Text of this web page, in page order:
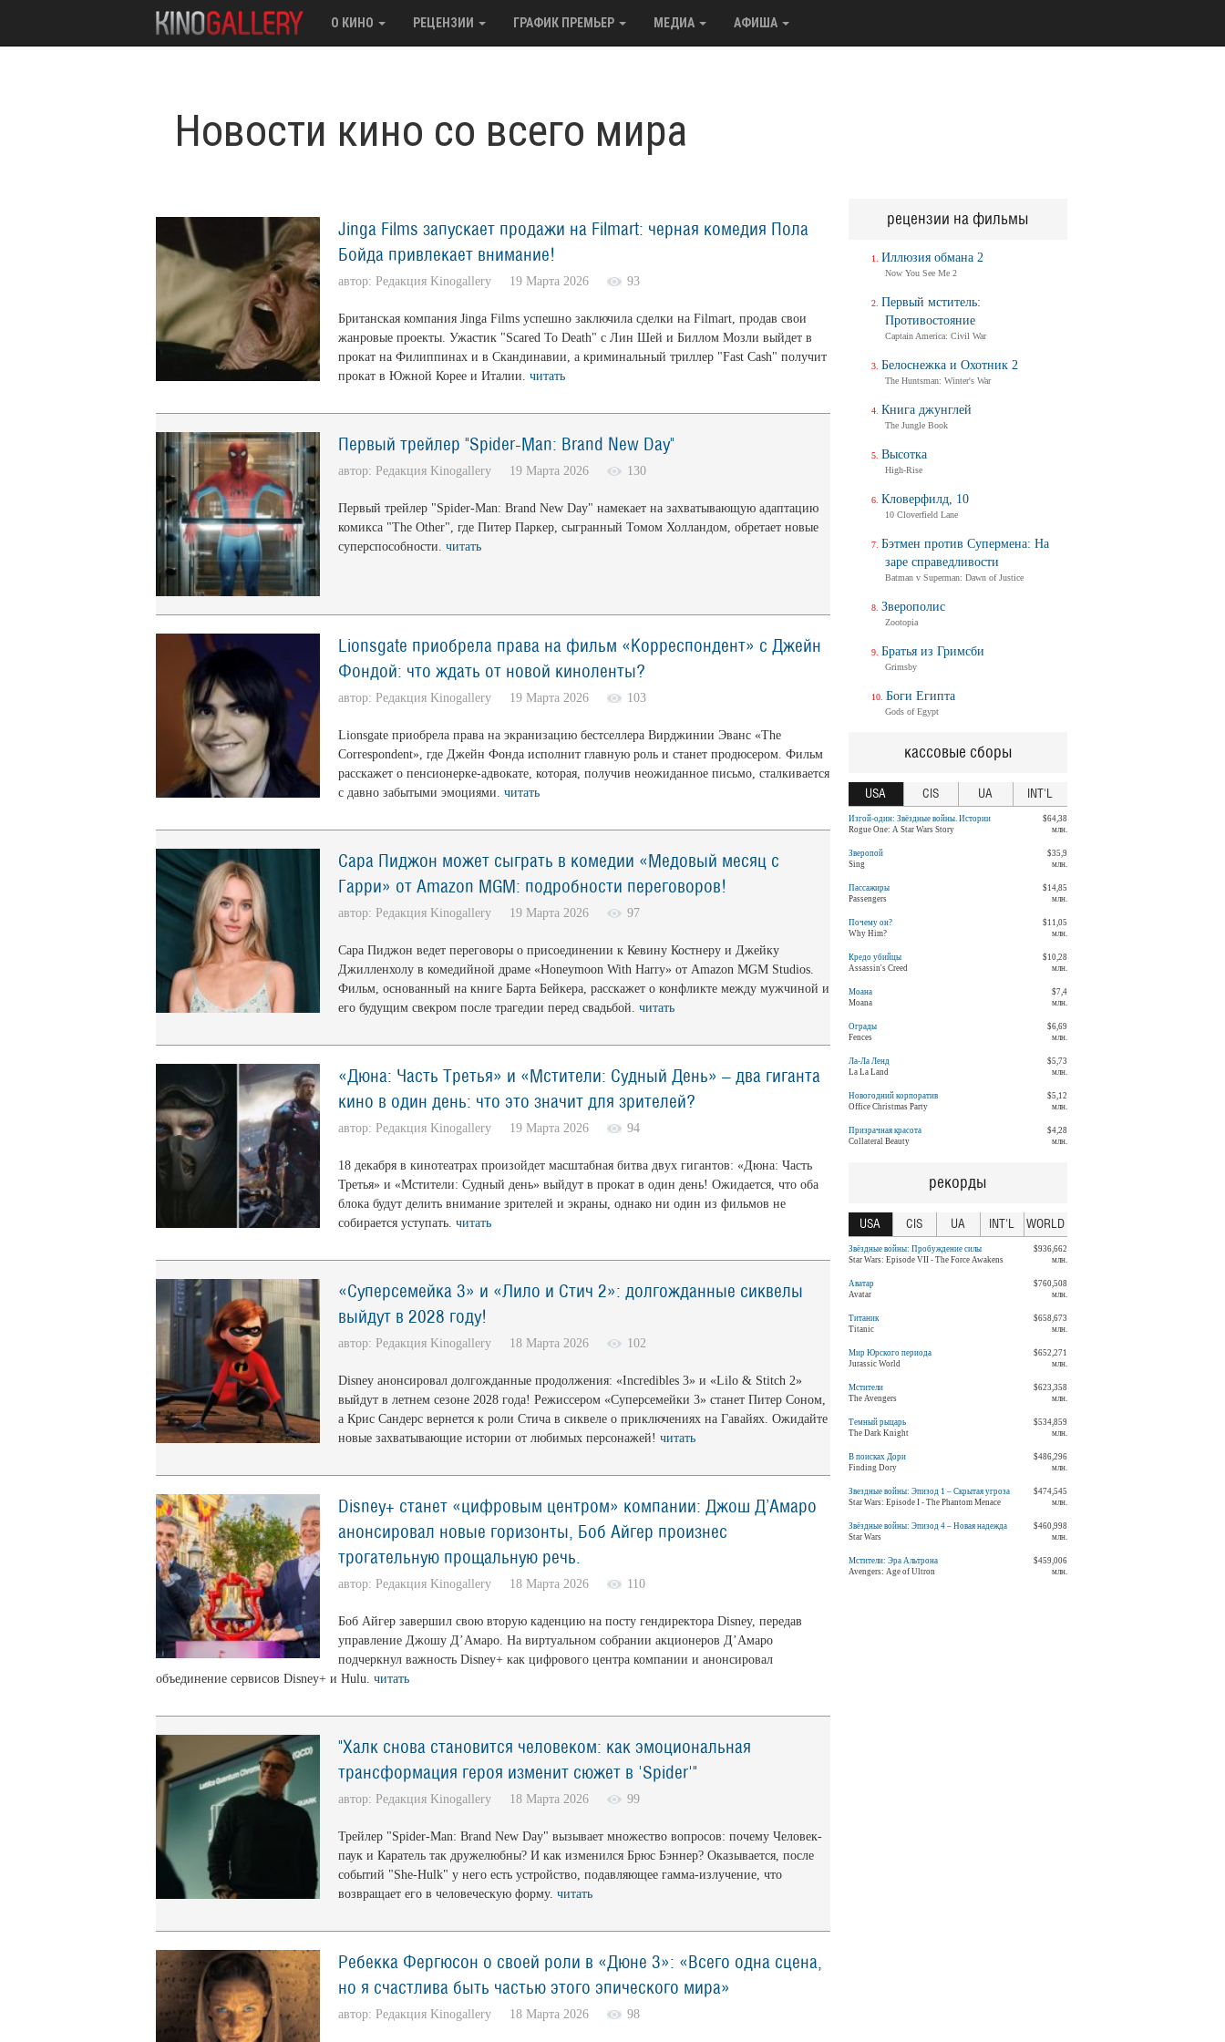
О КИНО РЕЦЕНЗИИ ГРАФИК ПРЕМЬЕР МЕДИА АФИША
Новости кино со всего мира
Jinga Films запускает продажи на Filmart: черная комедия Пола
Бойда привлекает внимание!
автор: Редакция Kinogallery 19 Марта 2026 93
Британская компания Jinga Films успешно заключила сделки на Filmart, продав свои
жанровые проекты. Ужастик "Scared To Death" с Лин Шей и Биллом Мозли выйдет в
прокат на Филиппинах и в Скандинавии, а криминальный триллер "Fast Cash" получит
прокат в Южной Корее и Италии. читать
Первый трейлер "Spider-Man: Brand New Day"
автор: Редакция Kinogallery 19 Марта 2026 130
Первый трейлер "Spider-Man: Brand New Day" намекает на захватывающую адаптацию
комикса "The Other", где Питер Паркер, сыгранный Томом Холландом, обретает новые
суперспособности. читать
Lionsgate приобрела права на фильм «Корреспондент» с Джейн
Фондой: что ждать от новой киноленты?
автор: Редакция Kinogallery 19 Марта 2026 103
Lionsgate приобрела права на экранизацию бестселлера Вирджинии Эванс «The
Correspondent», где Джейн Фонда исполнит главную роль и станет продюсером. Фильм
расскажет о пенсионерке-адвокате, которая, получив неожиданное письмо, сталкивается
с давно забытыми эмоциями. читать
Сара Пиджон может сыграть в комедии «Медовый месяц с
Гарри» от Amazon MGM: подробности переговоров!
автор: Редакция Kinogallery 19 Марта 2026 97
Сара Пиджон ведет переговоры о присоединении к Кевину Костнеру и Джейку
Джилленхолу в комедийной драме «Honeymoon With Harry» от Amazon MGM Studios.
Фильм, основанный на книге Барта Бейкера, расскажет о конфликте между мужчиной и
его будущим свекром после трагедии перед свадьбой. читать
«Дюна: Часть Третья» и «Мстители: Судный День» – два гиганта
кино в один день: что это значит для зрителей?
автор: Редакция Kinogallery 19 Марта 2026 94
18 декабря в кинотеатрах произойдет масштабная битва двух гигантов: «Дюна: Часть
Третья» и «Мстители: Судный день» выйдут в прокат в один день! Ожидается, что оба
блока будут делить внимание зрителей и экраны, однако ни один из фильмов не
собирается уступать. читать
«Суперсемейка 3» и «Лило и Стич 2»: долгожданные сиквелы
выйдут в 2028 году!
автор: Редакция Kinogallery 18 Марта 2026 102
Disney анонсировал долгожданные продолжения: «Incredibles 3» и «Lilo & Stitch 2»
выйдут в летнем сезоне 2028 года! Режиссером «Суперсемейки 3» станет Питер Соном,
а Крис Сандерс вернется к роли Стича в сиквеле о приключениях на Гавайях. Ожидайте
новые захватывающие истории от любимых персонажей! читать
Disney+ станет «цифровым центром» компании: Джош Д’Амаро
анонсировал новые горизонты, Боб Айгер произнес
трогательную прощальную речь.
автор: Редакция Kinogallery 18 Марта 2026 110
Боб Айгер завершил свою вторую каденцию на посту гендиректора Disney, передав
управление Джошу Д’Амаро. На виртуальном собрании акционеров Д’Амаро
подчеркнул важность Disney+ как цифрового центра компании и анонсировал
объединение сервисов Disney+ и Hulu. читать
"Халк снова становится человеком: как эмоциональная
трансформация героя изменит сюжет в 'Spider'"
автор: Редакция Kinogallery 18 Марта 2026 99
Трейлер "Spider-Man: Brand New Day" вызывает множество вопросов: почему Человек-
паук и Каратель так дружелюбны? И как изменился Брюс Бэннер? Оказывается, после
событий "She-Hulk" у него есть устройство, подавляющее гамма-излучение, что
возвращает его в человеческую форму. читать
Ребекка Фергюсон о своей роли в «Дюне 3»: «Всего одна сцена,
но я счастлива быть частью этого эпического мира»
автор: Редакция Kinogallery 18 Марта 2026 98
рецензии на фильмы
Иллюзия обмана 2
Now You See Me 2
Первый мститель:
Противостояние
Captain America: Civil War
Белоснежка и Охотник 2
The Huntsman: Winter's War
Книга джунглей
The Jungle Book
Высотка
High-Rise
Кловерфилд, 10
10 Cloverfield Lane
Бэтмен против Супермена: На
заре справедливости
Batman v Superman: Dawn of Justice
Зверополис
Zootopia
Братья из Гримсби
Grimsby
Боги Египта
Gods of Egypt
кассовые сборы
USA CIS UA INT'L
Изгой-один: Звёздные войны. Истории
Rogue One: A Star Wars Story
$64,38
млн.
Зверопой
Sing
$35,9
млн.
Пассажиры
Passengers
$14,85
млн.
Почему он?
Why Him?
$11,05
млн.
Кредо убийцы
Assassin's Creed
$10,28
млн.
Моана
Moana
$7,4
млн.
Ограды
Fences
$6,69
млн.
Ла-Ла Ленд
La La Land
$5,73
млн.
Новогодний корпоратив
Office Christmas Party
$5,12
млн.
Призрачная красота
Collateral Beauty
$4,28
млн.
рекорды
USA CIS UA INT'L WORLD
Звёздные войны: Пробуждение силы
Star Wars: Episode VII - The Force Awakens
$936,662
млн.
Аватар
Avatar
$760,508
млн.
Титаник
Titanic
$658,673
млн.
Мир Юрского периода
Jurassic World
$652,271
млн.
Мстители
The Avengers
$623,358
млн.
Темный рыцарь
The Dark Knight
$534,859
млн.
В поисках Дори
Finding Dory
$486,296
млн.
Звездные войны: Эпизод 1 – Скрытая угроза
Star Wars: Episode I - The Phantom Menace
$474,545
млн.
Звёздные войны: Эпизод 4 – Новая надежда
Star Wars
$460,998
млн.
Мстители: Эра Альтрона
Avengers: Age of Ultron
$459,006
млн.